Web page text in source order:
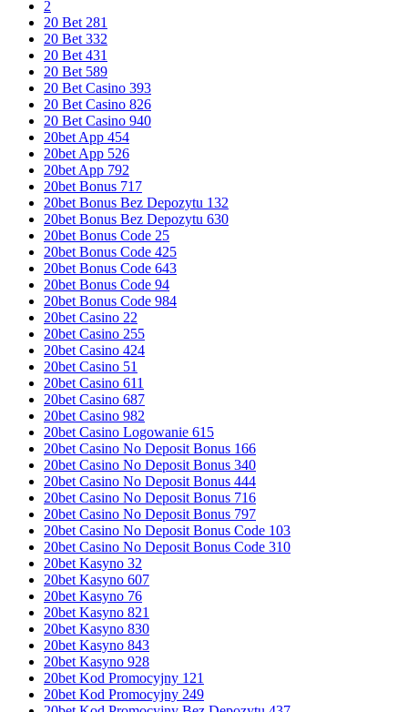
2
20 Bet 281
20 Bet 332
20 Bet 431
20 Bet 589
20 Bet Casino 393
20 Bet Casino 826
20 Bet Casino 940
20bet App 454
20bet App 526
20bet App 792
20bet Bonus 717
20bet Bonus Bez Depozytu 132
20bet Bonus Bez Depozytu 630
20bet Bonus Code 25
20bet Bonus Code 425
20bet Bonus Code 643
20bet Bonus Code 94
20bet Bonus Code 984
20bet Casino 22
20bet Casino 255
20bet Casino 424
20bet Casino 51
20bet Casino 611
20bet Casino 687
20bet Casino 982
20bet Casino Logowanie 615
20bet Casino No Deposit Bonus 166
20bet Casino No Deposit Bonus 340
20bet Casino No Deposit Bonus 444
20bet Casino No Deposit Bonus 716
20bet Casino No Deposit Bonus 797
20bet Casino No Deposit Bonus Code 103
20bet Casino No Deposit Bonus Code 310
20bet Kasyno 32
20bet Kasyno 607
20bet Kasyno 76
20bet Kasyno 821
20bet Kasyno 830
20bet Kasyno 843
20bet Kasyno 928
20bet Kod Promocyjny 121
20bet Kod Promocyjny 249